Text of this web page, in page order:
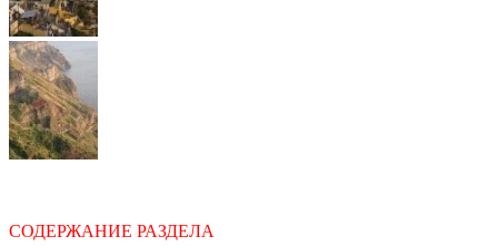
СОДЕРЖАНИЕ РАЗДЕЛА